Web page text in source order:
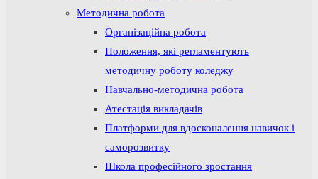
Методична робота
Організаційна робота
Положення, які регламентують
методичну роботу коледжу
Навчально-методична робота
Атестація викладачів
Платформи для вдосконалення навичок і
саморозвитку
Школа професійного зростання